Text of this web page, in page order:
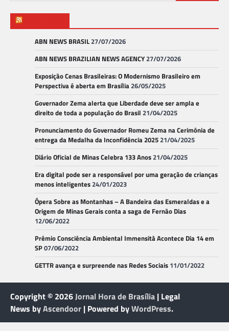
ABN NEWS BRASIL27/07/2026
ABN NEWS BRAZILIAN NEWS AGENCY27/07/2026
Exposição Cenas Brasileiras: O Modernismo Brasileiro em
Perspectiva é aberta em Brasília26/05/2025
Governador Zema alerta que Liberdade deve ser ampla e
direito de toda a população do Brasil 21/04/2025
Pronunciamento do Governador Romeu Zema na Cerimônia de
entrega da Medalha da Inconfidência 202521/04/2025
Diário Oficial de Minas Celebra 133 Anos21/04/2025
Era digital pode ser a responsável por uma geração de crianças
menos inteligentes24/01/2023
Ópera Sobre as Montanhas – A Bandeira das Esmeraldas e a
Origem de Minas Gerais conta a saga de Fernão Dias
12/06/2022
Prêmio Consciência Ambiental Immensità Acontece Dia 14 em
SP07/06/2022
GETTR avança e surpreende nas Redes Sociais 11/01/2022
Copyright © 2026Jornal Hora de Brasília | Legal
News byAscendoor | Powered byWordPress.